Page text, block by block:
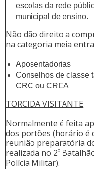
escolas da rede
municipal de ensino.
Não dão direito a
na categoria meia
Aposentadorias
Conselhos de classe
CRC ou CREA
TORCIDA VISITANTE
Normalmente é feita
dos portões (horário é
reunião preparatória
realizada no 2º
Polícia Militar).